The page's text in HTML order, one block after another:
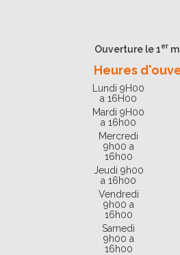
Ouverture le 1er
Heures
Lundi 9H00
a 16H00
Mardi 9H00
a 16h00
Mercredi
9h00 a
16h00
Jeudi 9h00
a 16h00
Vendredi
9h00 a
16h00
Samedi
9h00 a
16h00